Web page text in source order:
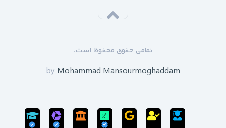
محمد منصورمقدم
سی‌ام‌ شهریورماه 1399:
تمامی حقوق محفوظ است.
by Mohammad Mansourmoghaddam